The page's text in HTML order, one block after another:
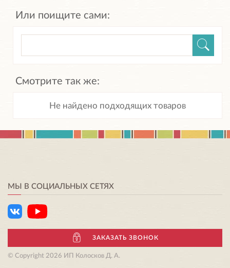
Или поищите сами:
Смотрите так же:
Не найдено подходящих товаров
МЫ В СОЦИАЛЬНЫХ СЕТЯХ
ЗАКАЗАТЬ ЗВОНОК
© Copyright 2026 ИП Колосков Д. А.